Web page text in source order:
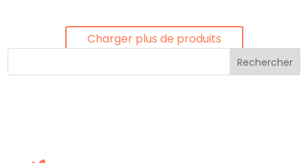
Charger plus de produits